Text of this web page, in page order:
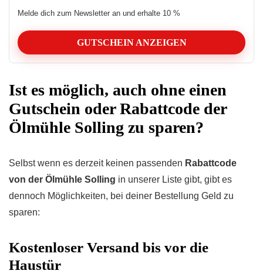
Melde dich zum Newsletter an und erhalte 10 %
GUTSCHEIN ANZEIGEN
Ist es möglich, auch ohne einen
Gutschein oder Rabattcode der
Ölmühle Solling zu sparen?
Selbst wenn es derzeit keinen passenden Rabattcode
von der Ölmühle Solling in unserer Liste gibt, gibt es
dennoch Möglichkeiten, bei deiner Bestellung Geld zu
sparen:
Kostenloser Versand bis vor die
Haustür